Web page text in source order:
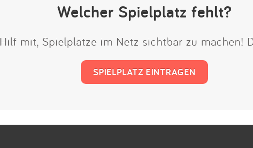
Welcher Spielplatz fehlt?
Hilf mit, Spielplätze im Netz sichtbar zu machen!
SPIELPLATZ EINTRAGEN